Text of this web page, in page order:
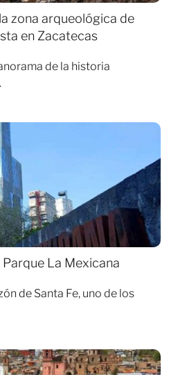
zona arqueológica de
en Zacatecas
de la historia
La Mexicana
de Santa Fe, uno de los